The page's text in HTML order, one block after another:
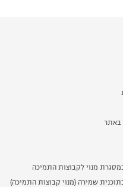
באתר
מנוי לקבוצות התמיכה
שמירה (מנוי קבוצות התמיכה)